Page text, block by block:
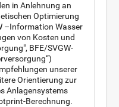
in Anlehnung an
Optimierung
–Information Wasser
von Kosten und
BFE/SVGW-
unserer
Orientierung zur
Anlagensystems
Berechnung.